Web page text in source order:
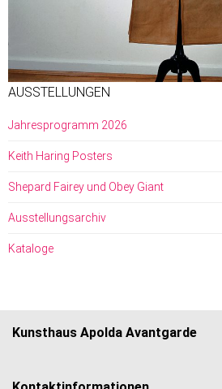
AUSSTELLUNGEN
Jahresprogramm 2026
Keith Haring Posters
Shepard Fairey und Obey Giant
Ausstellungsarchiv
Kataloge
Kunsthaus Apolda Avantgarde